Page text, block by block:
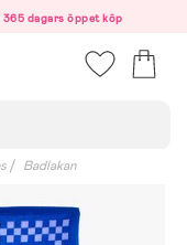
365 dagars öppet köp
Badlakan